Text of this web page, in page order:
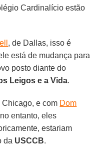
Cardinalício estão
, de Dallas, isso é
está de mudança para
posto diante do
Leigos e a Vida.
Chicago, e com Dom
entanto, eles
estariam
da USCCB.